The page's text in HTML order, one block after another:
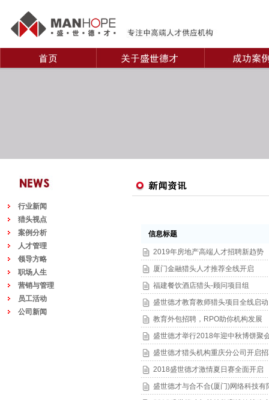
行业新闻
猎头视点
案例分析
人才管理
领导方略
职场人生
营销与管理
员工活动
公司新闻
信息标题
2019年房地产高端人才招聘新趋势
厦门金融猎头人才推荐全线开启
福建餐饮酒店猎头-顾问项目组
盛世德才教育教师猎头项目全线启动
教育外包招聘，RPO助你机构发展
盛世德才举行2018年迎中秋博饼聚
盛世德才猎头机构重庆分公司开启
2018盛世德才激情夏日赛全面开启
盛世德才与合不合(厦门)网络科技